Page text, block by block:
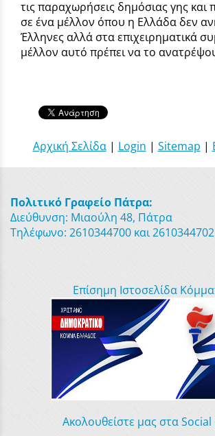
τις παραχωρήσεις δημόσιας γης και
σε ένα μέλλον όπου η Ελλάδα δεν
Έλληνες αλλά στα επιχειρηματικά
μέλλον αυτό πρέπει να το
Αρχική Σελίδα| Login | Sitemap |
Πολιτικό Γραφείο Πάτρα:
Διεύθυνση: Μιαούλη 48, Πάτρα
Τηλέφωνο: 2610344700 και 2610344702
Επίσημη Ιστοσελίδα
Ακολουθείστε μας στα